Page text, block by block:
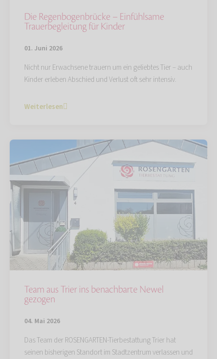
Die Regenbogenbrücke – Einfühlsame
Trauerbegleitung für Kinder
01. Juni 2026
Nicht nur Erwachsene trauern um ein geliebtes Tier – auch
Kinder erleben Abschied und Verlust oft sehr intensiv.
Weiterlesen
Team aus Trier ins benachbarte Newel
gezogen
04. Mai 2026
Das Team der ROSENGARTEN-Tierbestattung Trier hat
seinen bisherigen Standort im Stadtzentrum verlassen und